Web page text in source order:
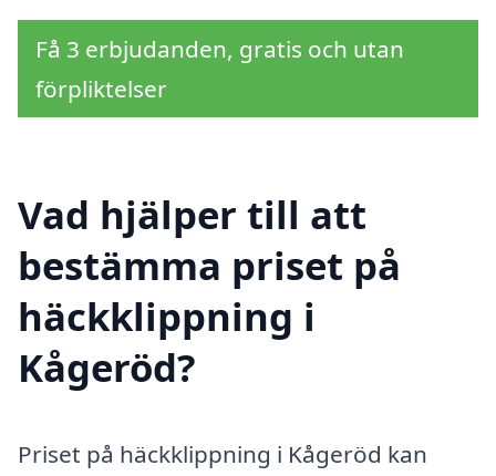
Få 3 erbjudanden, gratis och utan
förpliktelser
Vad hjälper till att
bestämma priset på
häckklippning i
Kågeröd?
Priset på häckklippning i Kågeröd kan